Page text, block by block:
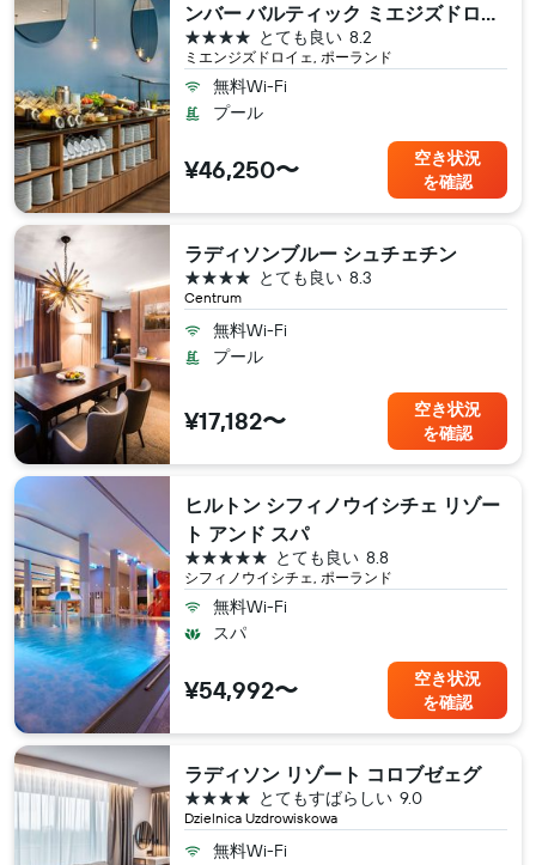
ンバー バルティック ミエジズドロイ
ェ
ミエンジズドロイェ, ポーランド
8.2
とても良い
4つ星
無料Wi-Fi
プール
¥46,250〜
空き状況
を確認
ラディソンブルー シュチェチン
Centrum
8.3
とても良い
4つ星
無料Wi-Fi
プール
¥17,182〜
空き状況
を確認
ヒルトン シフィノウイシチェ リゾー
ト アンド スパ
シフィノウイシチェ, ポーランド
8.8
とても良い
5つ星
無料Wi-Fi
スパ
¥54,992〜
空き状況
を確認
ラディソン リゾート コロブゼェグ
Dzielnica Uzdrowiskowa
9.0
とてもすばらしい
4つ星
無料Wi-Fi